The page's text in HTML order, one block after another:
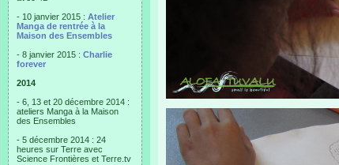
- 10 janvier 2015 : Atelier
Manga de rentrée à la
Maison des Ensembles
- 8 janvier 2015 : Charlie
forever
2014
- 6, 13 et 20 décembre 2014 :
ateliers Manga à la Maison
des Ensembles
- 5 décembre 2014 : 24
heures sur Terre avec
Science Frontières et Terre.tv